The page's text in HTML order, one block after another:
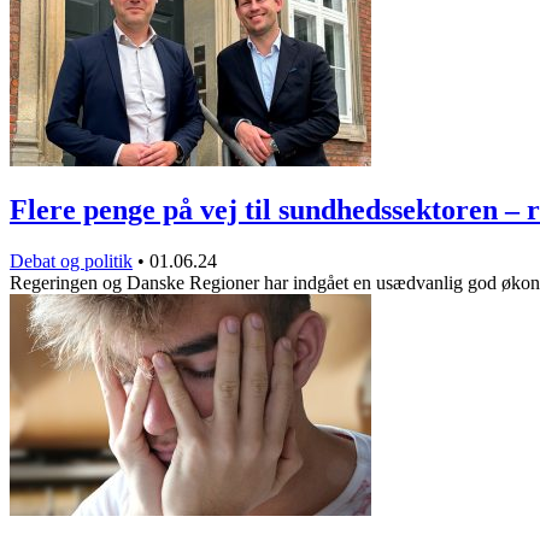
Flere penge på vej til sundhedssektoren –
Debat og politik • 01.06.24
Regeringen og Danske Regioner har indgået en usædvanlig god